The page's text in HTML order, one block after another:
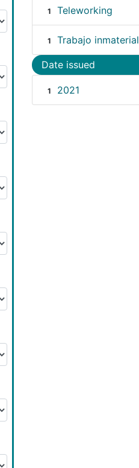
1 Teleworking
1 Trabajo inmaterial
Date issued
1 2021